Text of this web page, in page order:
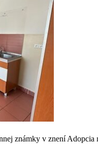
známky v znení